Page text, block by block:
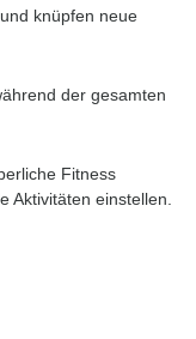
knüpfen neue
der gesamten
Fitness
Aktivitäten einstellen.